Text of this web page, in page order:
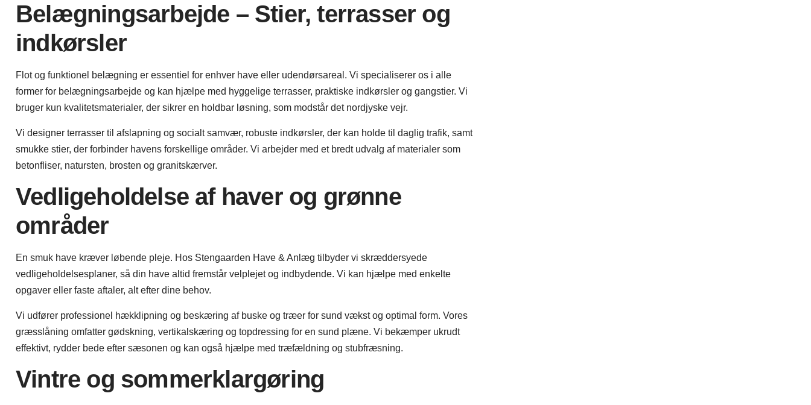
Belægningsarbejde – Stier, terrasser og
indkørsler
Flot og funktionel belægning er essentiel for enhver have eller udendørsareal. Vi specialiserer os i alle
former for belægningsarbejde og kan hjælpe med hyggelige terrasser, praktiske indkørsler og gangstier. Vi
bruger kun kvalitetsmaterialer, der sikrer en holdbar løsning, som modstår det nordjyske vejr.
Vi designer terrasser til afslapning og socialt samvær, robuste indkørsler, der kan holde til daglig trafik, samt
smukke stier, der forbinder havens forskellige områder. Vi arbejder med et bredt udvalg af materialer som
betonfliser, natursten, brosten og granitskærver.
Vedligeholdelse af haver og grønne
områder
En smuk have kræver løbende pleje. Hos Stengaarden Have & Anlæg tilbyder vi skræddersyede
vedligeholdelsesplaner, så din have altid fremstår velplejet og indbydende. Vi kan hjælpe med enkelte
opgaver eller faste aftaler, alt efter dine behov.
Vi udfører professionel hækklipning og beskæring af buske og træer for sund vækst og optimal form. Vores
græsslåning omfatter gødskning, vertikalskæring og topdressing for en sund plæne. Vi bekæmper ukrudt
effektivt, rydder bede efter sæsonen og kan også hjælpe med træfældning og stubfræsning.
Vintre og sommerklargøring